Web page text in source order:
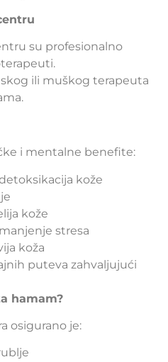
su profesionalno
ili muškog terapeuta
i mentalne benefite:
kože
kože
stresa
koža
puteva zahvaljujući
hamam?
osigurano je: